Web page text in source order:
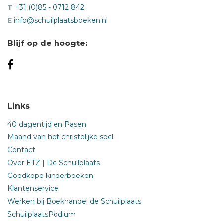
T +31 (0)85 - 0712 842
E info@schuilplaatsboeken.nl
Blijf op de hoogte:
Links
40 dagentijd en Pasen
Maand van het christelijke spel
Contact
Over ETZ | De Schuilplaats
Goedkope kinderboeken
Klantenservice
Werken bij Boekhandel de Schuilplaats
SchuilplaatsPodium